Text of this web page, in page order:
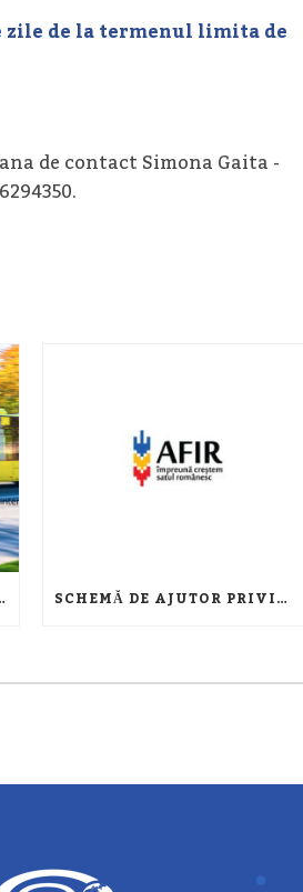
zile de la termenul limita de
de contact Simona Gaita -
ÎN REGIUNEA VEST SCHEMĂ DE AJUTOR PRIVIND SPRIJINIREA INVESTIȚIILOR ÎN NOI CAPACITĂȚI DE PRODUCERE A ENERGIEI ELECTRICE PRODUSĂ DIN SURSE REGENERABILE PENTRU AUTOCONSUMUL ÎNTREPRINDERILOR DIN CADRUL SECTORULUI AGRICOL ŞI INDUSTRIEI ALIMENTARE, VERSIUNEA 7